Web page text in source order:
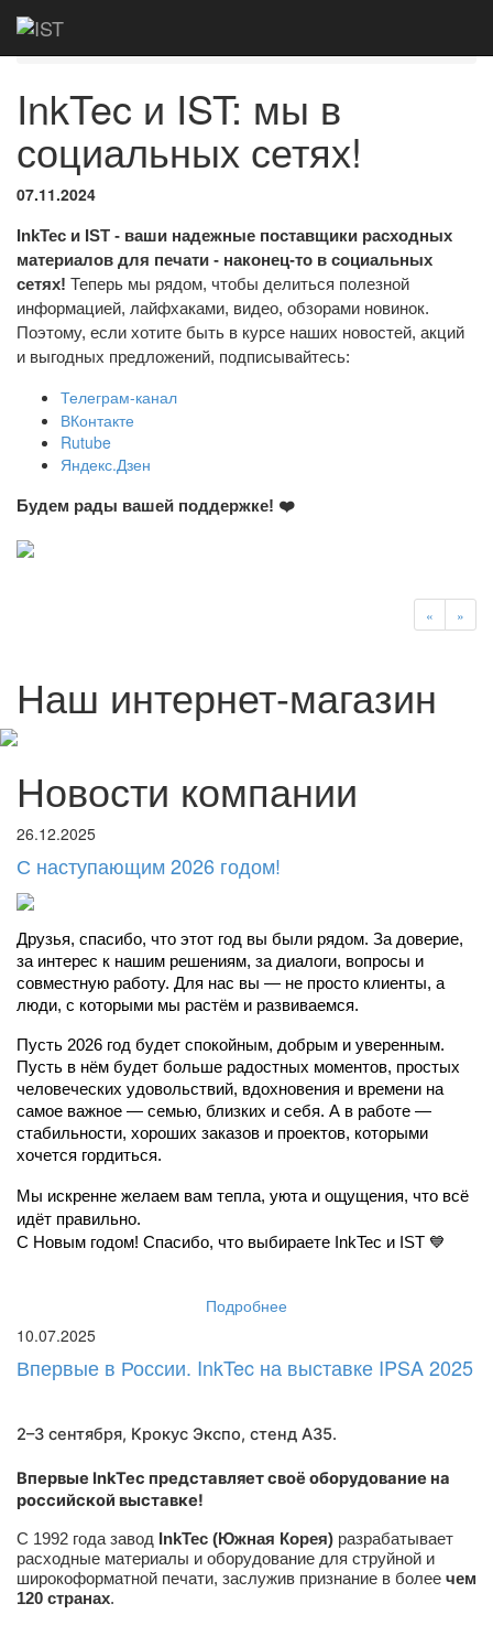
Главная
InkTec и IST: мы в
социальных сетях!
07.11.2024
InkTec и IST - ваши надежные поставщики расходных
материалов для печати - наконец-то в социальных
сетях! Теперь мы рядом, чтобы делиться полезной
информацией, лайфхаками, видео, обзорами новинок.
Поэтому, если хотите быть в курсе наших новостей, акций
и выгодных предложений, подписывайтесь:
Телеграм-канал
ВКонтакте
Rutube
Яндекс.Дзен
Будем рады вашей поддержке! ❤️
« »
Наш интернет-магазин
Новости компании
26.12.2025
С наступающим 2026 годом!
Друзья, спасибо, что этот год вы были рядом. За доверие,
за интерес к нашим решениям, за диалоги, вопросы и
совместную работу. Для нас вы — не просто клиенты, а
люди, с которыми мы растём и развиваемся.
Пусть 2026 год будет спокойным, добрым и уверенным.
Пусть в нём будет больше радостных моментов, простых
человеческих удовольствий, вдохновения и времени на
самое важное — семью, близких и себя. А в работе —
стабильности, хороших заказов и проектов, которыми
хочется гордиться.
Мы искренне желаем вам тепла, уюта и ощущения, что всё
идёт правильно.
С Новым годом! Спасибо, что выбираете InkTec и IST 💙
Подробнее
10.07.2025
Впервые в России. InkTec на выставке IPSA 2025
2–3 сентября, Крокус Экспо, стенд A35.
Впервые InkTec представляет своё оборудование на
российской выставке!
С 1992 года завод InkTec (Южная Корея) разрабатывает
расходные материалы и оборудование для струйной и
широкоформатной печати, заслужив признание в более чем
120 странах.